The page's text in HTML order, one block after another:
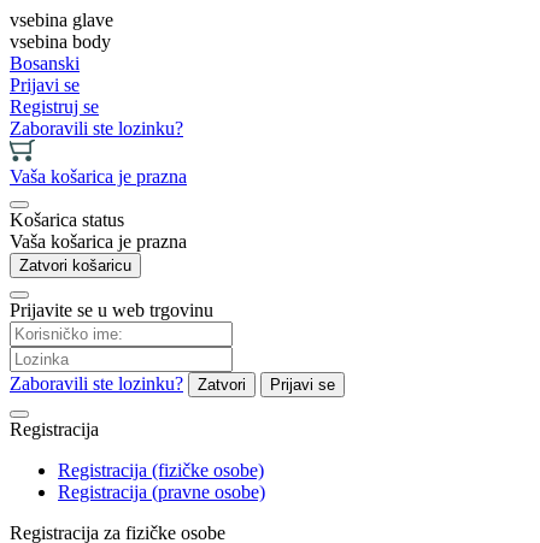
vsebina glave
vsebina body
Bosanski
Prijavi se
Registruj se
Zaboravili ste lozinku?
Vaša košarica je prazna
Košarica status
Vaša košarica je prazna
Zatvori košaricu
Prijavite se u web trgovinu
Zaboravili ste lozinku? Zatvori Prijavi se
Registracija
Registracija (fizičke osobe)
Registracija (pravne osobe)
Registracija za fizičke osobe